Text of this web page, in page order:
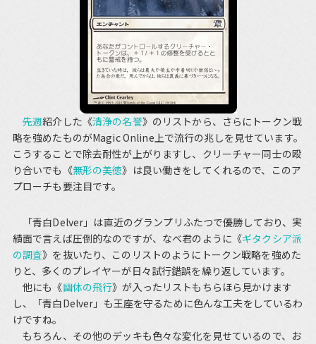
先週紹介した《清浄の名誉》のリストから、さらにトークン戦
略を強めたものがMagic Online上で流行の兆しを見せています。
こうすることで除去耐性が上がりますし、クリーチャー同士の殴
り合いでも《無形の美徳》は良い働きをしてくれるので、このア
プローチも要注目です。
「青白Delver」は直近のグランプリふたつで優勝しており、実
績面で言えば圧倒的なのですが、なべ君のように《ギタクシア派
の調査》を抜いたり、このリストのようにトークン戦略を強めた
りと、多くのプレイヤーが日々試行錯誤を繰り返しています。
他にも《幽体の飛行》が入ったリストもちらほら見かけます
し、「青白Delver」も王座を守るために色んな工夫をしているわ
けですね。
もちろん、その他のデッキも色々な変化を見せているので、お